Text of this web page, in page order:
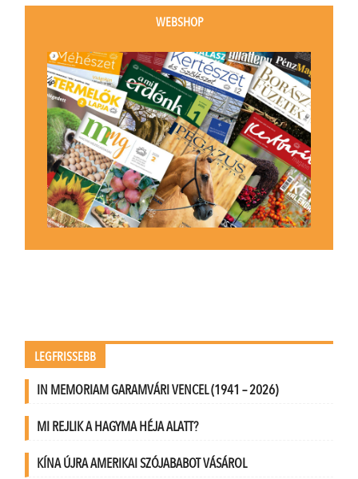
WEBSHOP
LEGFRISSEBB
IN MEMORIAM GARAMVÁRI VENCEL (1941 – 2026)
MI REJLIK A HAGYMA HÉJA ALATT?
KÍNA ÚJRA AMERIKAI SZÓJABABOT VÁSÁROL